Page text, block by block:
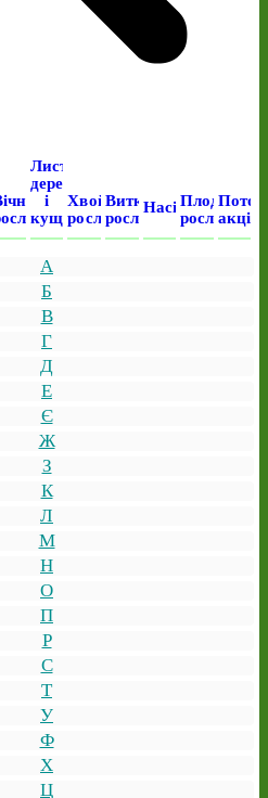
Листяні
дерева
і
кущі
Хвойні
рослини
Виткі
рослини
НасінняПлодові
рослини
акція
А
Б
В
Г
Д
Е
Є
Ж
З
К
Л
М
Н
О
П
Р
С
Т
У
Ф
Х
Ц